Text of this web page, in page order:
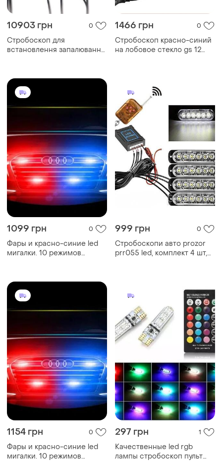
10903 грн 0
Стробоскоп для
встановлення запалювання
1466 грн 0
Стробоскоп красно-синий
на лобовое стекло gs 12
1099 грн 0
Фары и красно-синие led
мигалки. 10 режимов
влагозащита ip67.
999 грн 0
Стробоскопи авто prozor
prr055 led, комплект 4 шт,
1154 грн 0
Фары и красно-синие led
мигалки. 10 режимов
297 грн 1
Качественные led rgb
лампы стробоскоп пульт